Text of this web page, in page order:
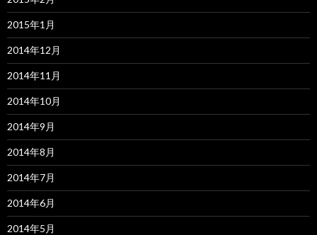
2015年1月
2014年12月
2014年11月
2014年10月
2014年9月
2014年8月
2014年7月
2014年6月
2014年5月